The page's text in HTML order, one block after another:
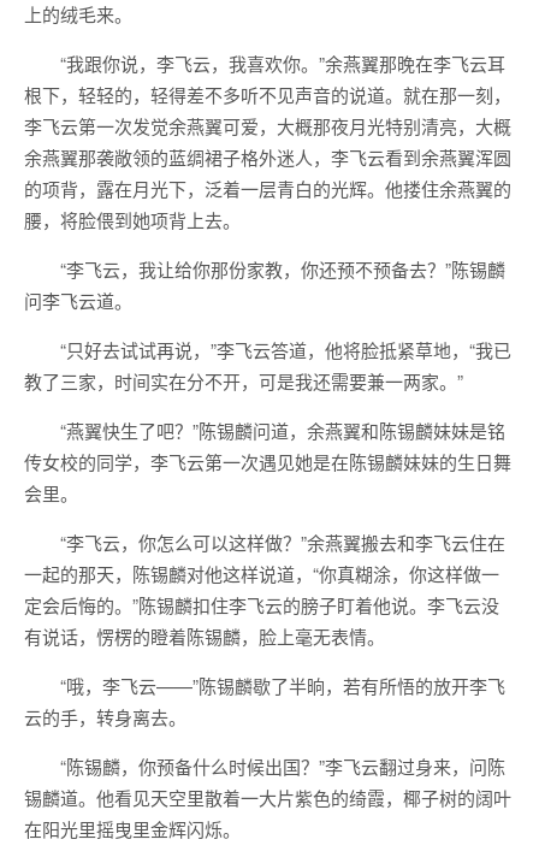
上的绒毛来。
“我跟你说，李飞云，我喜欢你。”余燕翼那晚在李飞云耳
根下，轻轻的，轻得差不多听不见声音的说道。就在那一刻，
李飞云第一次发觉余燕翼可爱，大概那夜月光特别清亮，大概
余燕翼那袭敞领的蓝绸裙子格外迷人，李飞云看到余燕翼浑圆
的项背，露在月光下，泛着一层青白的光辉。他搂住余燕翼的
腰，将脸偎到她项背上去。
“李飞云，我让给你那份家教，你还预不预备去？”陈锡麟
问李飞云道。
“只好去试试再说，”李飞云答道，他将脸抵紧草地，“我已
教了三家，时间实在分不开，可是我还需要兼一两家。”
“燕翼快生了吧？”陈锡麟问道，余燕翼和陈锡麟妹妹是铭
传女校的同学，李飞云第一次遇见她是在陈锡麟妹妹的生日舞
会里。
“李飞云，你怎么可以这样做？”余燕翼搬去和李飞云住在
一起的那天，陈锡麟对他这样说道，“你真糊涂，你这样做一
定会后悔的。”陈锡麟扣住李飞云的膀子盯着他说。李飞云没
有说话，愣楞的瞪着陈锡麟，脸上毫无表情。
“哦，李飞云——”陈锡麟歇了半晌，若有所悟的放开李飞
云的手，转身离去。
“陈锡麟，你预备什么时候出国？”李飞云翻过身来，问陈
锡麟道。他看见天空里散着一大片紫色的绮霞，椰子树的阔叶
在阳光里摇曳里金辉闪烁。